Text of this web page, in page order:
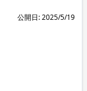
公開日: 2025/5/19